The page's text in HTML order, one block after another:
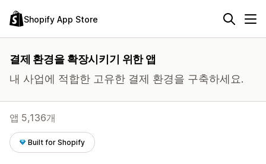
Shopify App Store
결제 환경을 확장시키기 위한 앱
내 사업에 적합한 고유한 결제 환경을 구축하세요.
앱 5,136개
Built for Shopify